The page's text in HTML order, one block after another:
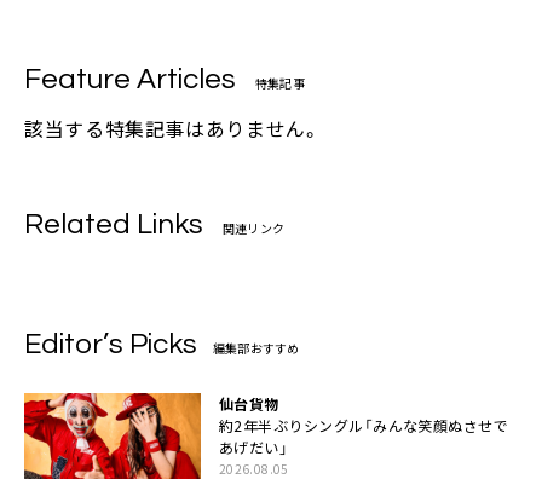
Feature Articles 特集記事
該当する特集記事はありません。
Related Links 関連リンク
Editor’s Picks 編集部おすすめ
仙台貨物
約2年半ぶりシングル「みんな笑顔ぬさせで
あげだい」
2026.08.05